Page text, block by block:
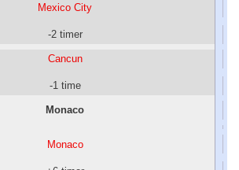
Mexico City
-2 timer
Cancun
-1 time
Monaco
Monaco